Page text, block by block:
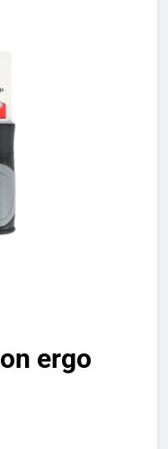
ergo